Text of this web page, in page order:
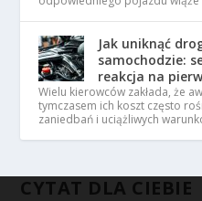
Jak uniknąć
samochodzie:
reakcja na
Wielu kierowców zakłada, że
tymczasem ich koszt często
zaniedbań i uciążliwych
CYTAT DLA CIEBIE